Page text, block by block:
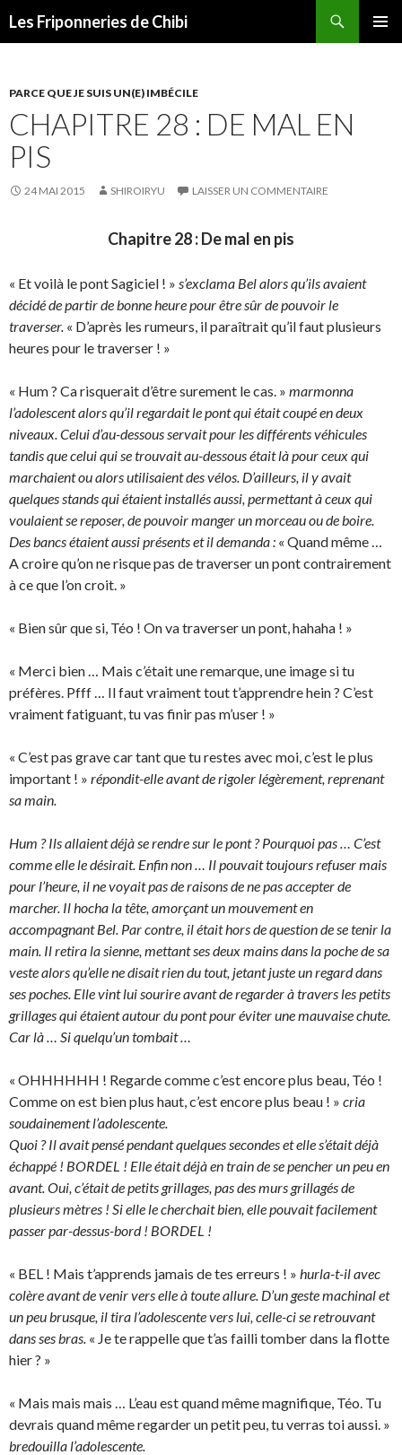
Les Friponneries de Chibi
PARCE QUE JE SUIS UN(E) IMBÉCILE
CHAPITRE 28 : DE MAL EN
PIS
24 MAI 2015 SHIROIRYU LAISSER UN COMMENTAIRE
Chapitre 28 : De mal en pis
« Et voilà le pont Sagiciel ! » s’exclama Bel alors qu’ils avaient
décidé de partir de bonne heure pour être sûr de pouvoir le
traverser. « D’après les rumeurs, il paraîtrait qu’il faut plusieurs
heures pour le traverser ! »
« Hum ? Ca risquerait d’être surement le cas. » marmonna
l’adolescent alors qu’il regardait le pont qui était coupé en deux
niveaux. Celui d’au-dessous servait pour les différents véhicules
tandis que celui qui se trouvait au-dessous était là pour ceux qui
marchaient ou alors utilisaient des vélos. D’ailleurs, il y avait
quelques stands qui étaient installés aussi, permettant à ceux qui
voulaient se reposer, de pouvoir manger un morceau ou de boire.
Des bancs étaient aussi présents et il demanda : « Quand même …
A croire qu’on ne risque pas de traverser un pont contrairement
à ce que l’on croit. »
« Bien sûr que si, Téo ! On va traverser un pont, hahaha ! »
« Merci bien … Mais c’était une remarque, une image si tu
préfères. Pfff … Il faut vraiment tout t’apprendre hein ? C’est
vraiment fatiguant, tu vas finir pas m’user ! »
« C’est pas grave car tant que tu restes avec moi, c’est le plus
important ! » répondit-elle avant de rigoler légèrement, reprenant
sa main.
Hum ? Ils allaient déjà se rendre sur le pont ? Pourquoi pas … C’est
comme elle le désirait. Enfin non … Il pouvait toujours refuser mais
pour l’heure, il ne voyait pas de raisons de ne pas accepter de
marcher. Il hocha la tête, amorçant un mouvement en
accompagnant Bel. Par contre, il était hors de question de se tenir la
main. Il retira la sienne, mettant ses deux mains dans la poche de sa
veste alors qu’elle ne disait rien du tout, jetant juste un regard dans
ses poches. Elle vint lui sourire avant de regarder à travers les petits
grillages qui étaient autour du pont pour éviter une mauvaise chute.
Car là … Si quelqu’un tombait …
« OHHHHHH ! Regarde comme c’est encore plus beau, Téo !
Comme on est bien plus haut, c’est encore plus beau ! » cria
soudainement l’adolescente.
Quoi ? Il avait pensé pendant quelques secondes et elle s’était déjà
échappé ! BORDEL ! Elle était déjà en train de se pencher un peu en
avant. Oui, c’était de petits grillages, pas des murs grillagés de
plusieurs mètres ! Si elle le cherchait bien, elle pouvait facilement
passer par-dessus-bord ! BORDEL !
« BEL ! Mais t’apprends jamais de tes erreurs ! » hurla-t-il avec
colère avant de venir vers elle à toute allure. D’un geste machinal et
un peu brusque, il tira l’adolescente vers lui, celle-ci se retrouvant
dans ses bras. « Je te rappelle que t’as failli tomber dans la flotte
hier ? »
« Mais mais mais … L’eau est quand même magnifique, Téo. Tu
devrais quand même regarder un petit peu, tu verras toi aussi. »
bredouilla l’adolescente.